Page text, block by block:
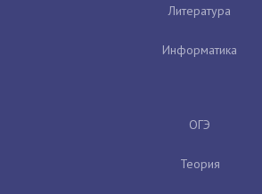
Литература
Информатика
ОГЭ
Теория